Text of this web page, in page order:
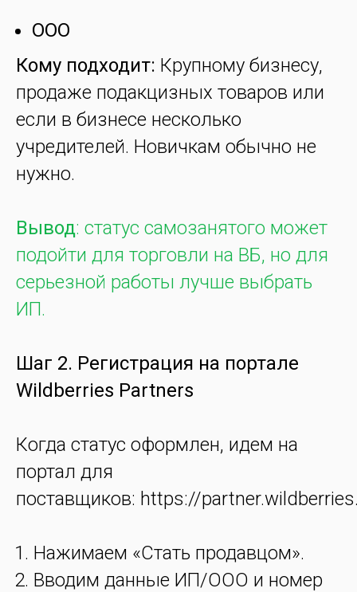
ООО
Кому подходит: Крупному бизнесу,
продаже подакцизных товаров или
если в бизнесе несколько
учредителей. Новичкам обычно не
нужно.
Вывод: статус самозанятого может
подойти для торговли на ВБ, но для
серьезной работы лучше выбрать
ИП.
Шаг 2. Регистрация на портале
Wildberries Partners
Когда статус оформлен, идем на
портал для
поставщиков: https://
Нажимаем «Стать продавцом».
Вводим данные ИП/ООО и номер